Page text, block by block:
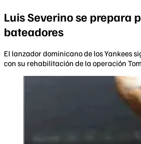
Luis Severino se prepara
bateadores
El lanzador dominicano de los Yankees
con su rehabilitación de la operación